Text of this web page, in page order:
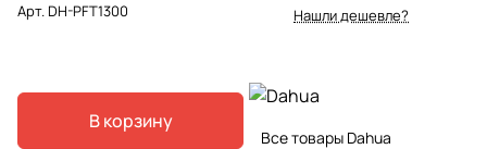
Арт.DH-PFT1300
В корзину
Нашли дешевле?
Все товары Dahua